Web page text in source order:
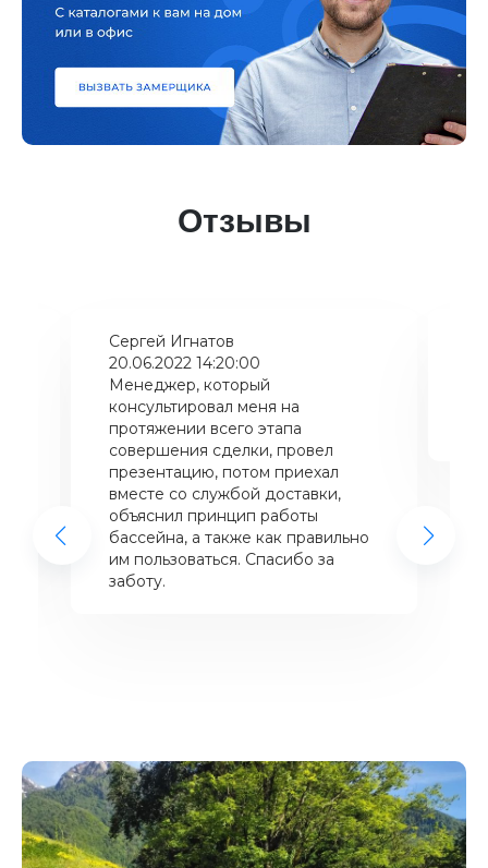
Отзывы
Сергей Игнатов
20.06.2022 14:20:00
Менеджер, который
консультировал меня на
протяжении всего этапа
совершения сделки, провел
презентацию, потом приехал
вместе со службой доставки,
объяснил принцип работы
бассейна, а также как правильно
им пользоваться. Спасибо за
заботу.